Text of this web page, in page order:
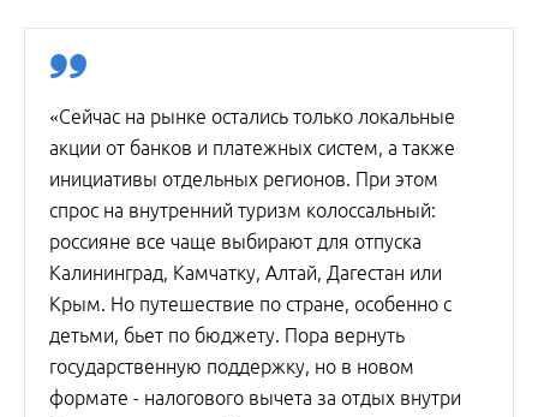
«Сейчас на рынке остались только локальные
акции от банков и платежных систем, а также
инициативы отдельных регионов. При этом
спрос на внутренний туризм колоссальный:
россияне все чаще выбирают для отпуска
Калининград, Камчатку, Алтай, Дагестан или
Крым. Но путешествие по стране, особенно с
детьми, бьет по бюджету. Пора вернуть
государственную поддержку, но в новом
формате - налогового вычета за отдых внутри